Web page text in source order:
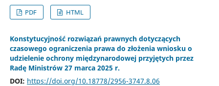
PDF
HTML
Konstytucyjność rozwiązań prawnych dotyczących
czasowego ograniczenia prawa do złożenia wniosku o
udzielenie ochrony międzynarodowej przyjętych przez
Radę Ministrów 27 marca 2025 r.
DOI: https://doi.org/10.18778/2956-3747.8.06